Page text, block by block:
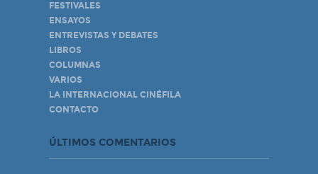
FESTIVALES
ENSAYOS
ENTREVISTAS Y DEBATES
LIBROS
COLUMNAS
VARIOS
LA INTERNACIONAL CINÉFILA
CONTACTO
ÚLTIMOS COMENTARIOS